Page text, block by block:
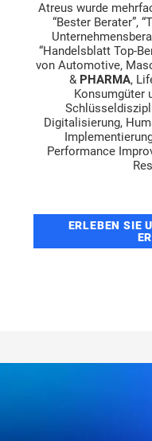
Atreus wurde
“Bester Berater”,
“Handelsblatt Top-
von Automotive,
& PHARMA,
Konsumgüter
Digitalisierung,
Performance
ERLEBEN SIE